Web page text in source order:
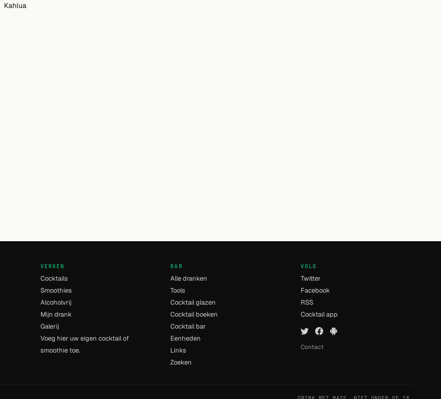
Kahlua
VERKEN
Cocktails
Smoothies
Alcoholvrij
Mijn drank
Galerij
Voeg hier uw eigen cocktail of
smoothie toe.
BAR
Alle dranken
Tools
Cocktail glazen
Cocktail boeken
Cocktail bar
Eenheden
Links
Zoeken
VOLG
Twitter
Facebook
RSS
Cocktail app
Contact